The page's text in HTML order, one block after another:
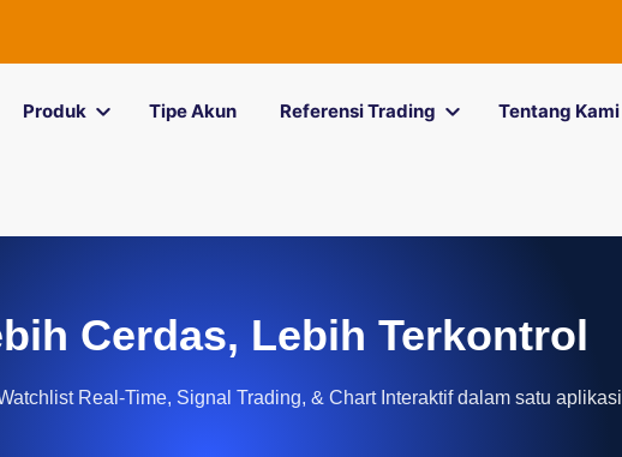
Produk Tipe Akun Referensi Trading Tentang Kami
Cerdas, Lebih Terkontrol
Real-Time, Signal Trading, & Chart Interaktif dalam satu aplikasi